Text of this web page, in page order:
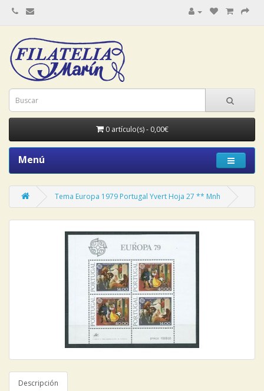
0 artículo(s) - 0,00€
Menú
Tema Europa 1979 Portugal Yvert Hoja 27 ** Mnh
Descripción